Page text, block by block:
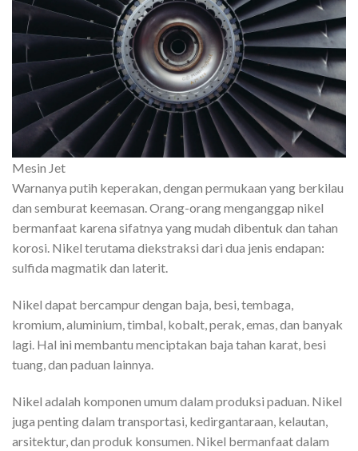
Mesin Jet
Warnanya putih keperakan, dengan permukaan yang berkilau
dan semburat keemasan. Orang-orang menganggap nikel
bermanfaat karena sifatnya yang mudah dibentuk dan tahan
korosi. Nikel terutama diekstraksi dari dua jenis endapan:
sulfida magmatik dan laterit.
Nikel dapat bercampur dengan baja, besi, tembaga,
kromium, aluminium, timbal, kobalt, perak, emas, dan banyak
lagi. Hal ini membantu menciptakan baja tahan karat, besi
tuang, dan paduan lainnya.
Nikel adalah komponen umum dalam produksi paduan. Nikel
juga penting dalam transportasi, kedirgantaraan, kelautan,
arsitektur, dan produk konsumen. Nikel bermanfaat dalam